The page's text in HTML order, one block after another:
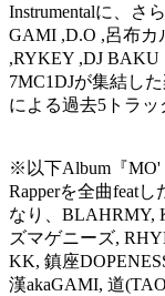
Instrumentalに、さ
GAMI ,D.O ,呂布カ
,RYKEY ,DJ
7MC1DJが集結し
による過去5トラッ
※以下Album『MO'
Rapperを全曲feat
なり、BLAHRMY,
ズマゲニーズ,
KK, 鎮座
漢akaGAMI, 道